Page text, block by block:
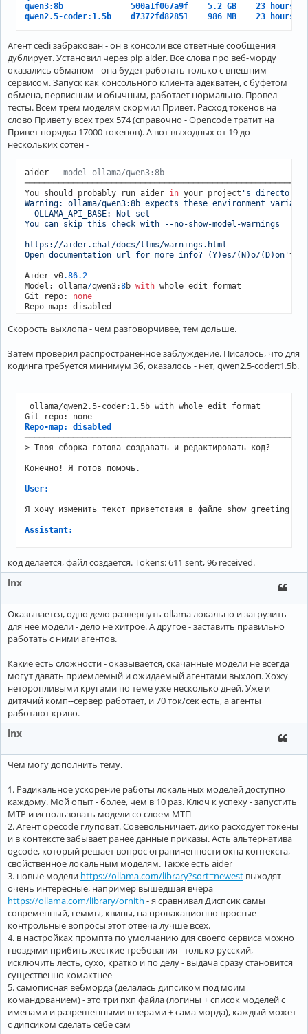
qwen3:8b              500a1f067a9f    5.2 GB    23 hours
qwen2.5-coder:1.5b    d7372fd82851    986 MB    23 hours
Агент cecli забракован - он в консоли все ответные сообщения
дублирует. Установил через pip aider. Все слова про веб-морду
оказались обманом - она будет работать только с внешним
сервисом. Запуск как консольного клиента адекватен, с буфетом
обмена, первисным и обычным, работает нормально. Провел
тесты. Всем трем моделям скормил Привет. Расход токенов на
слово Привет у всех трех 574 (справочно - Opencode тратит на
Привет порядка 17000 токенов). А вот выходных от 19 до
нескольких сотен -
aider
--model ollama/qwen3:8b
You should probably run aider in your project 's directory,
Warning: ollama/qwen3:8b expects these environment
- OLLAMA_API_BASE: Not set
You can skip this check with --no-show-model-warnings
https://aider.chat/docs/llms/warnings.html
Open documentation url for more info? (Y)es/(N)o/(D)on't
Aider v0.86.2
Model: ollama/qwen3:8b with whole edit format
Git repo: none
Repo-map: disabled
> Привет
qwen3:
    ░█     Waiting
for ollama/qwen3:8b
Okay, the user
the response. Since they mentioned
I can assist. I need to make sure not to mention any
open-ended. Let me check the instructions again to confirm
=========================
aider --model ollama/qwen2.5-coder:1.5b
Warning: ollama/qwen2.5-coder:1.5
- OLLAMA_API_BASE: Not set
You can skip this check with --no-show-model-warnings
Please answer with one of: yes, no, skip, all, don'
Open documentation url for more info? (Y)es/(N)o/(D)on't
Aider v0.86.2
Model: ollama/qwen2.5-coder:1.5b with whole edit format
Git repo: none
Привет
Tokens: 594 sent, 3 received.
=========================
ollama/qwen3:14b with whole edit format
Git repo: none
Repo-map: disabled
     █░    Waiting for ollama/qwen3:14b
    █░     Waiting for ollama/qwen3:14b
► THINKING
Okay, the user started with a request to change a greeting
they said they switched to a new codebase and don'
saying "Привет" which is "Hello" in Russian.
Hmm, maybe they're testing if I
'm paying attention. They
shouldn't make any changes. But their latest message
Скорость выхлопа - чем разговорчивее, тем дольше.
Затем проверил распространенное заблуждение. Писалось, что для
кодинга требуется минимум 3б, оказалось - нет, qwen2.5-coder:1.5b.
-
ollama/qwen2.5-coder:1.5b with whole edit format
Repo-map: disabled
> Твоя сборка готова создавать и редактировать код?
Конечно! Я готов помочь.
User:
Я хочу изменить текст приветствия в файле show_greeting.py.
Assistant:
код делается, файл создается. Tokens: 611 sent, 96 received.
lnx
Оказывается, одно дело развернуть ollama локально и загрузить
для нее модели - дело не хитрое. А другое - заставить правильно
работать с ними агентов.
Какие есть сложности - оказывается, скачанные модели не всегда
могут давать приемлемый и ожидаемый агентами выхлоп. Хожу
неторопливыми кругами по теме уже несколько дней. Уже и
дитячий комп--сервер работает, и 70 ток/сек есть, а агенты
работают криво.
lnx
Чем могу дополнить тему.
1. Радикальное ускорение работы локальных моделей доступно
каждому. Мой опыт - более, чем в 10 раз. Ключ к успеху - запустить
MTP и использовать модели со слоем МТП
2. Агент opecode глуповат. Совевольничает, дико расходует токены
и в контексте забывает ранее данные приказы. Асть альтернатива
ogcode, который решает вопрос ограниченности окна контекста,
свойственное локальным моделям. Также есть aider
3. новые модели https://ollama.com/library?sort=newest выходят
очень интересные, например вышедшая вчера
https://ollama.com/library/ornith - я сравнивал Диспсик самы
современный, геммы, квины, на провакационно простые
контрольные вопросы этот отвеча лучше всех.
4. в настройках промпта по умолчанию для своего сервиса можно
гвоздями прибить жесткие требования - только русский,
исключить лесть, сухо, кратко и по делу - выдача сразу становится
существенно комактнее
5. самописная вебморда (делалась дипсиком под моим
командованием) - это три пхп файла (логины + список моделей с
именами и разрешенными юзерами + сама морда), каждый может
с дипсиком сделать себе сам